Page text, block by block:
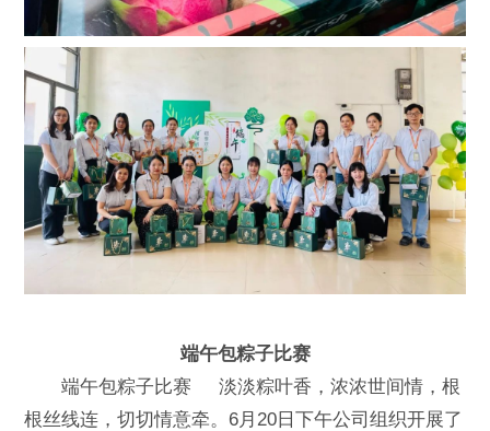
端午包粽子比赛
端午包粽子比赛 淡淡粽叶香，浓浓世间情，根
根丝线连，切切情意牵。6月20日下午公司组织开展了